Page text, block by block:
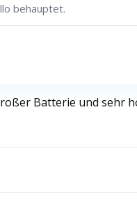
behauptet.
Batterie und sehr